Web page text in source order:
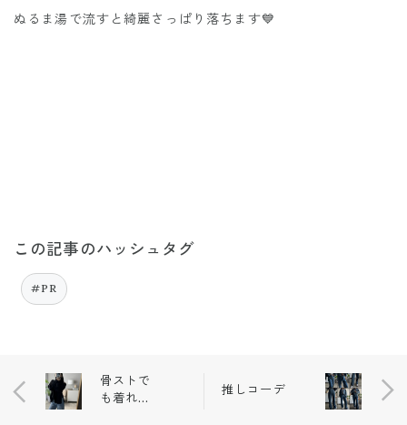
ぬるま湯で流すと綺麗さっぱり落ちます💙
この記事のハッシュタグ
#PR
骨ストで
も着れる
推しコーデ